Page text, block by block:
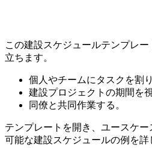
この建設スケジュールテンプレ
立ちます。
個人やチームにタスクを割
建設プロジェクトの期間を
同僚と共同作業する。
テンプレートを開き、ユースケ
可能な建設スケジュールの例を詳